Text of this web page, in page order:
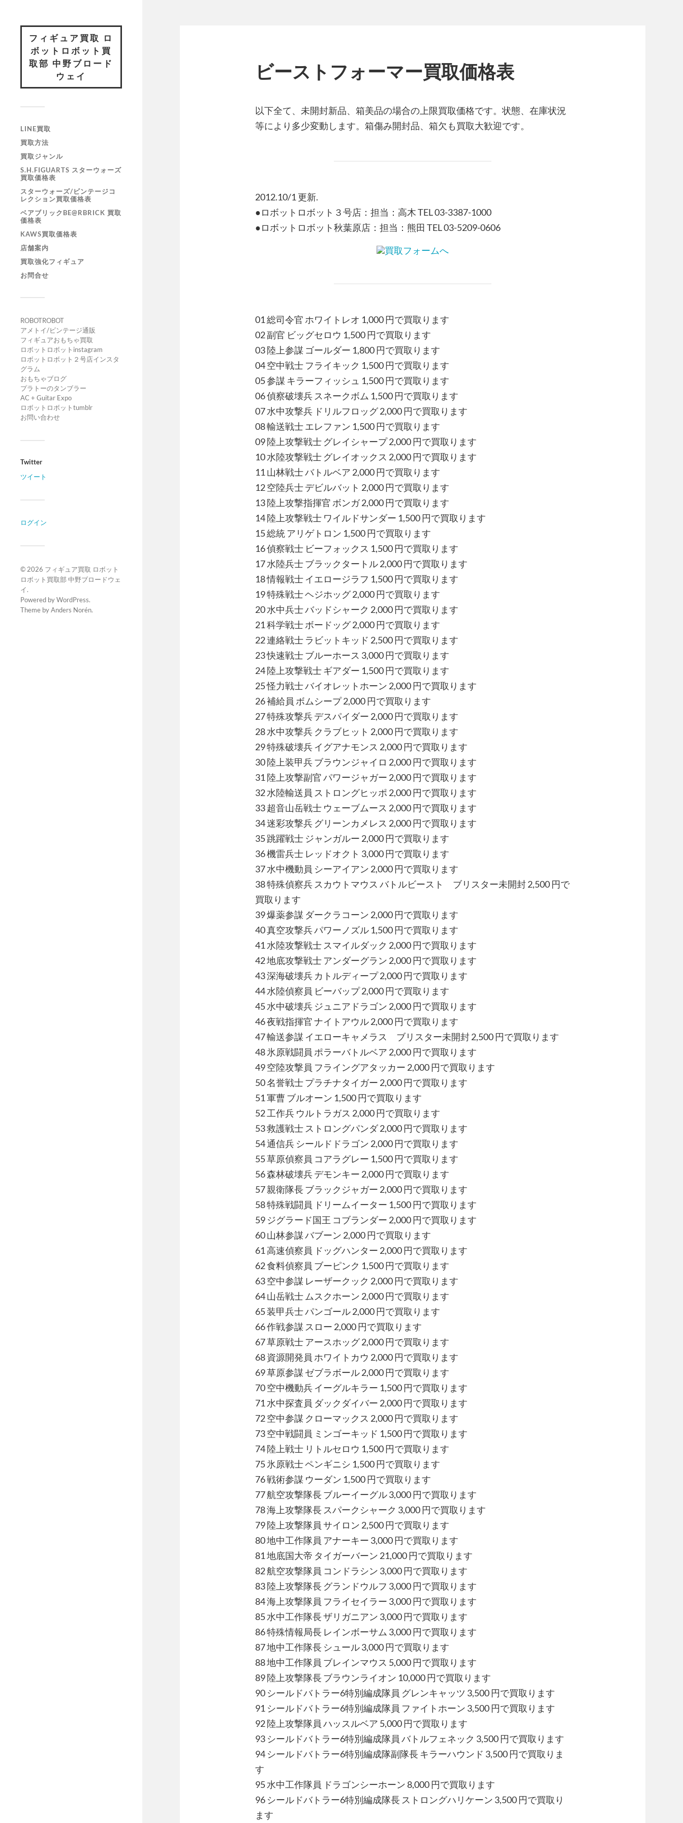
フィギュア買取 ロ
ボットロボット買
取部 中野ブロード
ウェイ
LINE買取
買取方法
買取ジャンル
S.H.FIGUARTS スターウォーズ
買取価格表
スターウォーズ/ビンテージコ
レクション買取価格表
ベアブリックBE@RBRICK 買取
価格表
KAWS買取価格表
店舗案内
買取強化フィギュア
お問合せ
ROBOTROBOT
アメトイ/ビンテージ通販
フィギュアおもちゃ買取
ロボットロボットinstagram
ロボットロボット２号店インスタ
グラム
おもちゃブログ
プラトーのタンブラー
AC + Guitar Expo
ロボットロボットtumblr
お問い合わせ
Twitter
ツイート
ログイン
© 2026 フィギュア買取 ロボット
ロボット買取部 中野ブロードウェ
イ.
Powered byWordPress.
Theme byAnders Norén.
ビーストフォーマー買取価格表
以下全て、未開封新品、箱美品の場合の上限買取価格です。状態、在庫状況
等により多少変動します。箱傷み開封品、箱欠も買取大歓迎です。
2012.10/1 更新.
●ロボットロボット３号店：担当：高木 TEL 03-3387-1000
●ロボットロボット秋葉原店：担当：熊田 TEL 03-5209-0606
01 総司令官 ホワイトレオ 1,000 円で買取ります
02 副官 ビッグセロウ 1,500 円で買取ります
03 陸上参謀 ゴールダー 1,800 円で買取ります
04 空中戦士 フライキック 1,500 円で買取ります
05 参謀 キラーフィッシュ 1,500 円で買取ります
06 偵察破壊兵 スネークボム 1,500 円で買取ります
07 水中攻撃兵 ドリルフロッグ 2,000 円で買取ります
08 輸送戦士 エレファン 1,500 円で買取ります
09 陸上攻撃戦士 グレイシャープ 2,000 円で買取ります
10 水陸攻撃戦士 グレイオックス 2,000 円で買取ります
11 山林戦士 バトルベア 2,000 円で買取ります
12 空陸兵士 デビルバット 2,000 円で買取ります
13 陸上攻撃指揮官 ボンガ 2,000 円で買取ります
14 陸上攻撃戦士 ワイルドサンダー 1,500 円で買取ります
15 総統 アリゲトロン 1,500 円で買取ります
16 偵察戦士 ビーフォックス 1,500 円で買取ります
17 水陸兵士 ブラックタートル 2,000 円で買取ります
18 情報戦士 イエロージラフ 1,500 円で買取ります
19 特殊戦士 ヘジホッグ 2,000 円で買取ります
20 水中兵士 バッドシャーク 2,000 円で買取ります
21 科学戦士 ボードッグ 2,000 円で買取ります
22 連絡戦士 ラビットキッド 2,500 円で買取ります
23 快速戦士 ブルーホース 3,000 円で買取ります
24 陸上攻撃戦士 ギアダー 1,500 円で買取ります
25 怪力戦士 バイオレットホーン 2,000 円で買取ります
26 補給員 ボムシープ 2,000 円で買取ります
27 特殊攻撃兵 デスパイダー 2,000 円で買取ります
28 水中攻撃兵 クラブヒット 2,000 円で買取ります
29 特殊破壊兵 イグアナモンス 2,000 円で買取ります
30 陸上装甲兵 ブラウンジャイロ 2,000 円で買取ります
31 陸上攻撃副官 パワージャガー 2,000 円で買取ります
32 水陸輸送員 ストロングヒッポ 2,000 円で買取ります
33 超音山岳戦士 ウェーブムース 2,000 円で買取ります
34 迷彩攻撃兵 グリーンカメレス 2,000 円で買取ります
35 跳躍戦士 ジャンガルー 2,000 円で買取ります
36 機雷兵士 レッドオクト 3,000 円で買取ります
37 水中機動員 シーアイアン 2,000 円で買取ります
38 特殊偵察兵 スカウトマウス バトルビースト ブリスター未開封 2,500 円で
買取ります
39 爆薬参謀 ダークラコーン 2,000 円で買取ります
40 真空攻撃兵 パワーノズル 1,500 円で買取ります
41 水陸攻撃戦士 スマイルダック 2,000 円で買取ります
42 地底攻撃戦士 アンダーグラン 2,000 円で買取ります
43 深海破壊兵 カトルディープ 2,000 円で買取ります
44 水陸偵察員 ビーバップ 2,000 円で買取ります
45 水中破壊兵 ジュニアドラゴン 2,000 円で買取ります
46 夜戦指揮官 ナイトアウル 2,000 円で買取ります
47 輸送参謀 イエローキャメラス ブリスター未開封 2,500 円で買取ります
48 氷原戦闘員 ポラーバトルベア 2,000 円で買取ります
49 空陸攻撃員 フライングアタッカー 2,000 円で買取ります
50 名誉戦士 プラチナタイガー 2,000 円で買取ります
51 軍曹 ブルオーン 1,500 円で買取ります
52 工作兵 ウルトラガス 2,000 円で買取ります
53 救護戦士 ストロングパンダ 2,000 円で買取ります
54 通信兵 シールドドラゴン 2,000 円で買取ります
55 草原偵察員 コアラグレー 1,500 円で買取ります
56 森林破壊兵 デモンキー 2,000 円で買取ります
57 親衛隊長 ブラックジャガー 2,000 円で買取ります
58 特殊戦闘員 ドリームイーター 1,500 円で買取ります
59 ジグラード国王 コブランダー 2,000 円で買取ります
60 山林参謀 バブーン 2,000 円で買取ります
61 高速偵察員 ドッグハンター 2,000 円で買取ります
62 食料偵察員 ブーピンク 1,500 円で買取ります
63 空中参謀 レーザークック 2,000 円で買取ります
64 山岳戦士 ムスクホーン 2,000 円で買取ります
65 装甲兵士 パンゴール 2,000 円で買取ります
66 作戦参謀 スロー 2,000 円で買取ります
67 草原戦士 アースホッグ 2,000 円で買取ります
68 資源開発員 ホワイトカウ 2,000 円で買取ります
69 草原参謀 ゼブラボール 2,000 円で買取ります
70 空中機動兵 イーグルキラー 1,500 円で買取ります
71 水中探査員 ダックダイバー 2,000 円で買取ります
72 空中参謀 クローマックス 2,000 円で買取ります
73 空中戦闘員 ミンゴーキッド 1,500 円で買取ります
74 陸上戦士 リトルセロウ 1,500 円で買取ります
75 氷原戦士 ペンギニシ 1,500 円で買取ります
76 戦術参謀 ウーダン 1,500 円で買取ります
77 航空攻撃隊長 ブルーイーグル 3,000 円で買取ります
78 海上攻撃隊長 スパークシャーク 3,000 円で買取ります
79 陸上攻撃隊員 サイロン 2,500 円で買取ります
80 地中工作隊員 アナーキー 3,000 円で買取ります
81 地底国大帝 タイガーバーン 21,000 円で買取ります
82 航空攻撃隊員 コンドラシン 3,000 円で買取ります
83 陸上攻撃隊長 グランドウルフ 3,000 円で買取ります
84 海上攻撃隊員 フライセイラー 3,000 円で買取ります
85 水中工作隊長 ザリガニアン 3,000 円で買取ります
86 特殊情報局長 レインボーサム 3,000 円で買取ります
87 地中工作隊長 シュール 3,000 円で買取ります
88 地中工作隊員 ブレインマウス 5,000 円で買取ります
89 陸上攻撃隊長 ブラウンライオン 10,000 円で買取ります
90 シールドバトラー6特別編成隊員 グレンキャッツ 3,500 円で買取ります
91 シールドバトラー6特別編成隊員 ファイトホーン 3,500 円で買取ります
92 陸上攻撃隊員 ハッスルベア 5,000 円で買取ります
93 シールドバトラー6特別編成隊員 バトルフェネック 3,500 円で買取ります
94 シールドバトラー6特別編成隊副隊長 キラーハウンド 3,500 円で買取りま
す
95 水中工作隊員 ドラゴンシーホーン 8,000 円で買取ります
96 シールドバトラー6特別編成隊長 ストロングハリケーン 3,500 円で買取り
ます